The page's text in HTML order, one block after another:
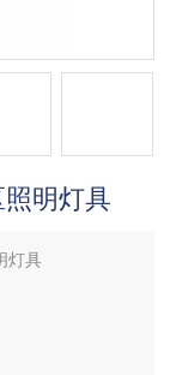
明灯具
灯具